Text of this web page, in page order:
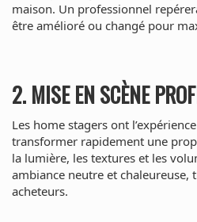
maison. Un professionnel
être amélioré ou changé pour
2. MISE EN SCÈNE
Les home stagers ont
transformer rapidement une
la lumière, les textures et les
ambiance neutre et chaleureuse,
acheteurs.